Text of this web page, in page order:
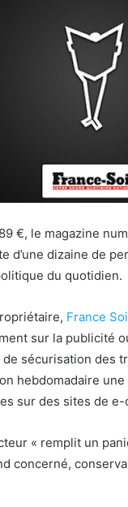
€, le magazine
d’une dizaine de
du quotidien.
France
sur la publicité
sécurisation des
hebdomadaire
sur des sites de
« remplit un
concerné,